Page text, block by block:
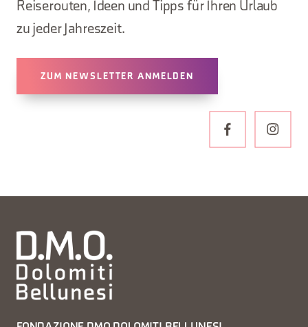
Reiserouten, Ideen und Tipps für Ihren Urlaub
zu jeder Jahreszeit.
ZUM NEWSLETTER ANMELDEN